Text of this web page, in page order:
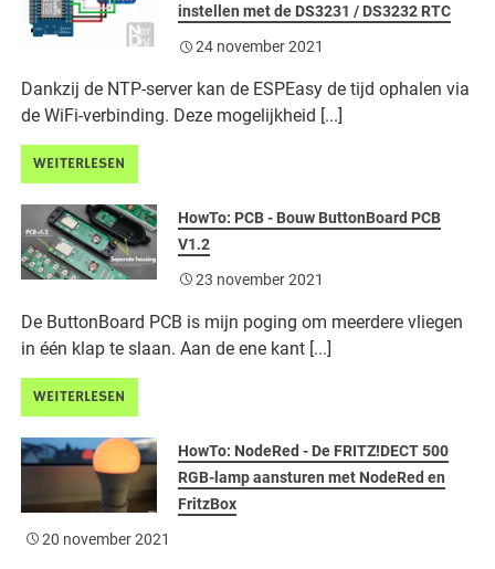
instellen met de DS3231 / DS3232 RTC
24 november 2021
Dankzij de NTP-server kan de ESPEasy de tijd ophalen via
de WiFi-verbinding. Deze mogelijkheid [...]
WEITERLESEN
HowTo: PCB - Bouw ButtonBoard PCB
V1.2
23 november 2021
De ButtonBoard PCB is mijn poging om meerdere vliegen
in één klap te slaan. Aan de ene kant [...]
WEITERLESEN
HowTo: NodeRed - De FRITZ!DECT 500
RGB-lamp aansturen met NodeRed en
FritzBox
20 november 2021